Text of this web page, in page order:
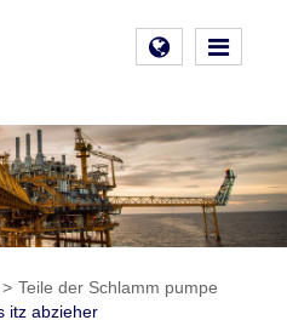
Teile der Schlamm pumpe
itz abzieher